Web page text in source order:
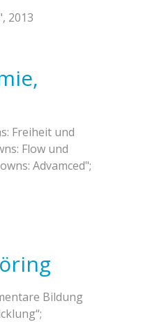
2013
Freiheit und
Flow und
Advamced";
Bildung